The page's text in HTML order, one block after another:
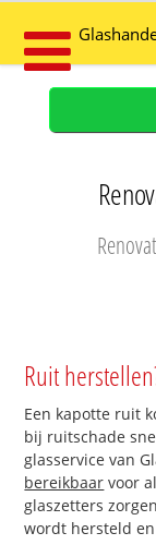
Ruit
Een kapotte ruit
bij ruitschade
glasservice van
bereikbaar voor
glaszetters
wordt hersteld